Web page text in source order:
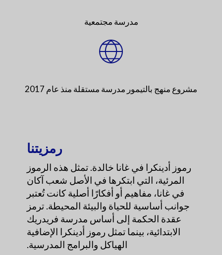
مدرسة مجتمعية
مشروع منهج بالتيمور مدرسة مستقلة منذ عام 2017
رمزيتنا
رموز أدينكرا في غانا خالدة. تمثل هذه الرموز
المرئية، التي ابتكرها في الأصل شعب آكان
في غانا، مفاهيم أو أفكارًا أصلية كانت تُعتبر
جوانب أساسية للحياة والبيئة المحيطة. ترمز
عقدة الحكمة إلى أساس مدرسة فريدريك
الابتدائية، بينما تمثل رموز أدينكرا الإضافية
الهياكل والبرامج المدرسية.